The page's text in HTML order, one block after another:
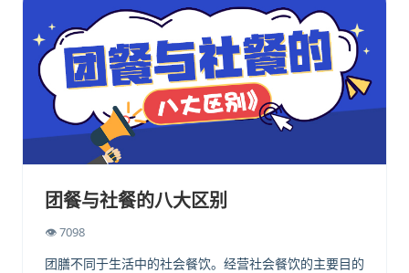
团餐与社餐的八大区别
👁 7098
团膳不同于生活中的社会餐饮。经营社会餐饮的主要目的